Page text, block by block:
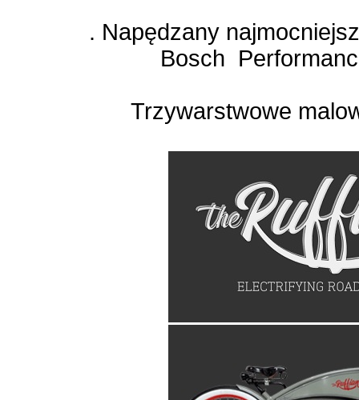
. Napędzany
Bosch
Trzywarstwowe